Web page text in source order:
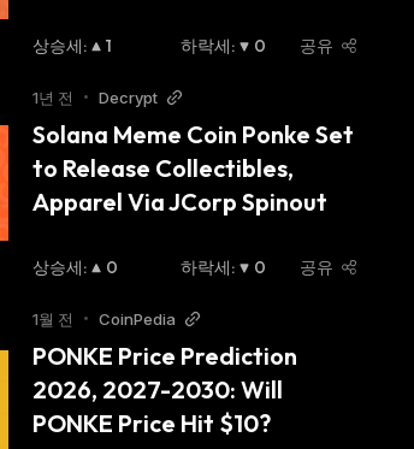
상승세: 1 하락세: 0 공유
1년 전 • Decrypt
Solana Meme Coin Ponke Set
to Release Collectibles,
Apparel Via JCorp Spinout
상승세: 0 하락세: 0 공유
1월 전 • CoinPedia
PONKE Price Prediction
2026, 2027-2030: Will
PONKE Price Hit $10?